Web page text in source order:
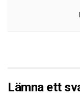
Lämna ett